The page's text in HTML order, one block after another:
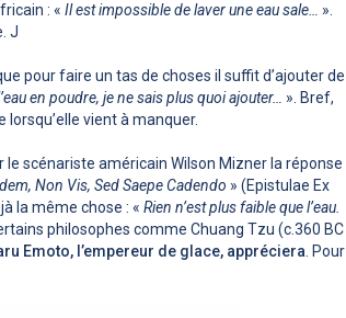
: « Il est impossible de laver une eau sale…
».
J
pour faire un tas de choses il suffit d’ajouter de
en poudre, je ne sais plus quoi ajouter…
». Bref,
lorsqu’elle vient à manquer.
scénariste américain Wilson Mizner la réponse
Non Vis, Sed Saepe Cadendo » (Epistulae Ex
la même chose : « Rien n’est plus faible que l’eau.
philosophes comme Chuang Tzu (c.360 BC
Emoto, l’empereur de glace, appréciera . Pour